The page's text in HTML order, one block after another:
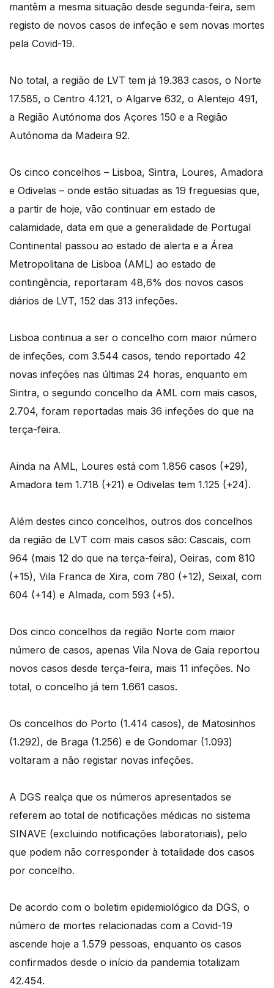
mantêm a mesma situação desde segunda-feira, sem
registo de novos casos de infeção e sem novas mortes
pela Covid-19.
No total, a região de LVT tem já 19.383 casos, o Norte
17.585, o Centro 4.121, o Algarve 632, o Alentejo 491,
a Região Autónoma dos Açores 150 e a Região
Autónoma da Madeira 92.
Os cinco concelhos – Lisboa, Sintra, Loures, Amadora
e Odivelas – onde estão situadas as 19 freguesias que,
a partir de hoje, vão continuar em estado de
calamidade, data em que a generalidade de Portugal
Continental passou ao estado de alerta e a Área
Metropolitana de Lisboa (AML) ao estado de
contingência, reportaram 48,6% dos novos casos
diários de LVT, 152 das 313 infeções.
Lisboa continua a ser o concelho com maior número
de infeções, com 3.544 casos, tendo reportado 42
novas infeções nas últimas 24 horas, enquanto em
Sintra, o segundo concelho da AML com mais casos,
2.704, foram reportadas mais 36 infeções do que na
terça-feira.
Ainda na AML, Loures está com 1.856 casos (+29),
Amadora tem 1.718 (+21) e Odivelas tem 1.125 (+24).
Além destes cinco concelhos, outros dos concelhos
da região de LVT com mais casos são: Cascais, com
964 (mais 12 do que na terça-feira), Oeiras, com 810
(+15), Vila Franca de Xira, com 780 (+12), Seixal, com
604 (+14) e Almada, com 593 (+5).
Dos cinco concelhos da região Norte com maior
número de casos, apenas Vila Nova de Gaia reportou
novos casos desde terça-feira, mais 11 infeções. No
total, o concelho já tem 1.661 casos.
Os concelhos do Porto (1.414 casos), de Matosinhos
(1.292), de Braga (1.256) e de Gondomar (1.093)
voltaram a não registar novas infeções.
A DGS realça que os números apresentados se
referem ao total de notificações médicas no sistema
SINAVE (excluindo notificações laboratoriais), pelo
que podem não corresponder à totalidade dos casos
por concelho.
De acordo com o boletim epidemiológico da DGS, o
número de mortes relacionadas com a Covid-19
ascende hoje a 1.579 pessoas, enquanto os casos
confirmados desde o início da pandemia totalizam
42.454.